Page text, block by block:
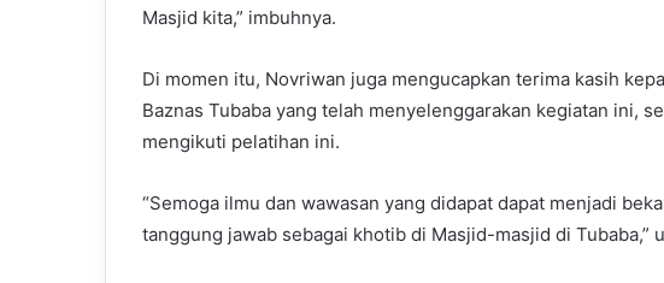
Masjid kita,” imbuhnya.
Di momen itu, Novriwan juga mengucapkan terima kasih
Baznas Tubaba yang telah menyelenggarakan kegiatan ini,
mengikuti pelatihan ini.
“Semoga ilmu dan wawasan yang didapat dapat menjadi
tanggung jawab sebagai khotib di Masjid-masjid di Tubaba,”